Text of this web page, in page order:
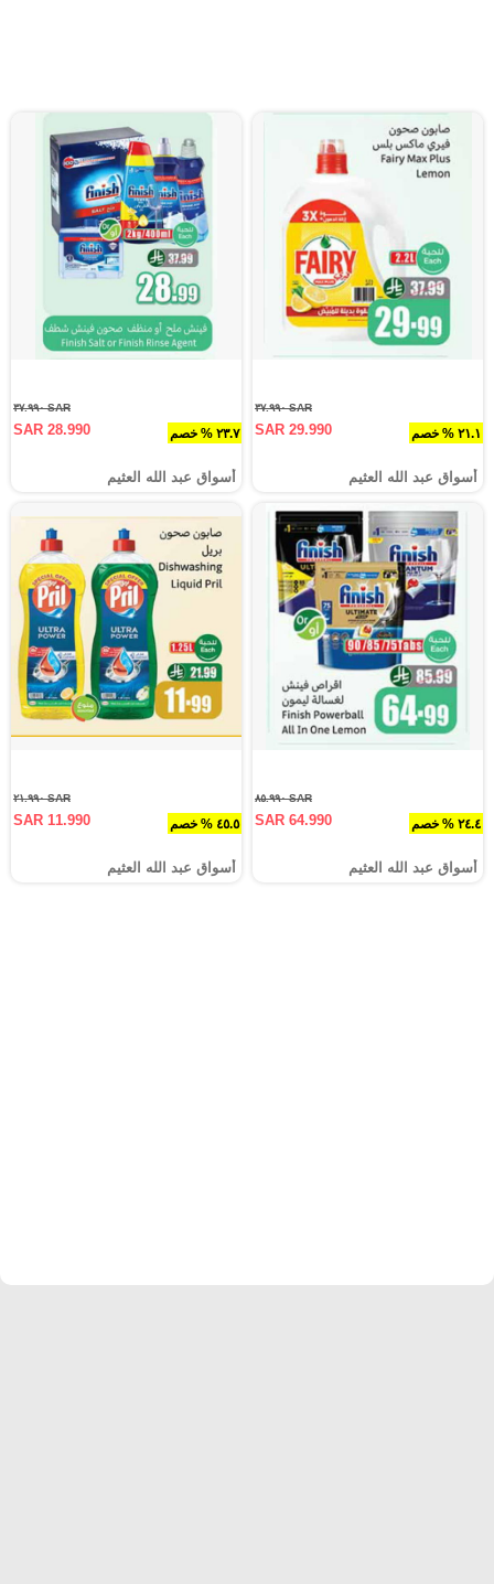
٢١.١ % خصم
SAR ٣٧.٩٩٠
SAR 29.990
أسواق عبد الله العثيم
٢٣.٧ % خصم
SAR ٣٧.٩٩٠
SAR 28.990
أسواق عبد الله العثيم
٢٤.٤ % خصم
SAR ٨٥.٩٩٠
SAR 64.990
أسواق عبد الله العثيم
٤٥.٥ % خصم
SAR ٢١.٩٩٠
SAR 11.990
أسواق عبد الله العثيم